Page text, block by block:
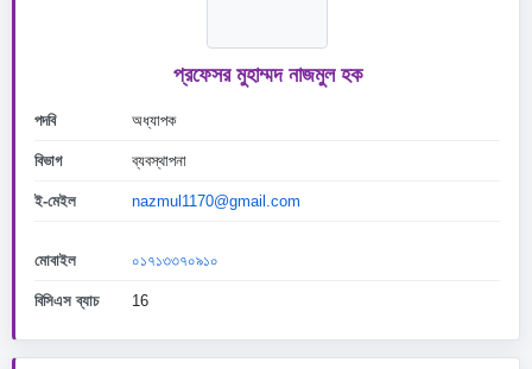
প্রফেসর মুহাম্মদ নাজমুল হক
পদবি অধ্যাপক
বিভাগ ব্যবস্থাপনা
ই-মেইল nazmul1170@gmail.com
মোবাইল ০১৭১৩৩৭০৯১০
বিসিএস ব্যাচ 16